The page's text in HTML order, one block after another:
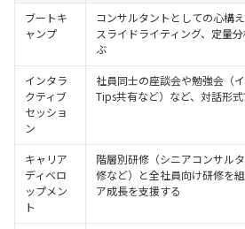
ブートキ
ャンプ
コンサルタントとしての心構
スライドライティング、定量
ぶ
インタラ
クティブ
セッショ
ン
社員同士の座談会や勉強会（
Tips共有など）など、対話形
キャリア
ディベロ
ップメン
ト
階層別研修（シニアコンサル
修など）と全社員向け研修を
ア成長を支援する